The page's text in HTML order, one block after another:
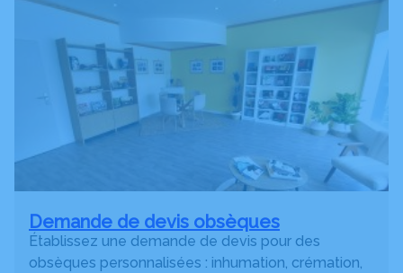
Demande de devis obsèques
Établissez une demande de devis pour des
obsèques personnalisées : inhumation, crémation,